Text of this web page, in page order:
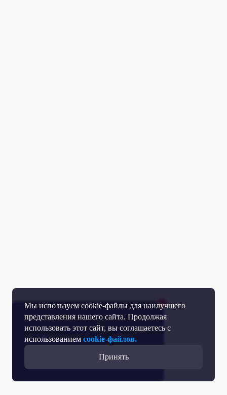
Мы используем cookie-файлы для наилучшего
представления нашего сайта. Продолжая
использовать этот сайт, вы соглашаетесь с
использованием cookie-файлов.
Принять